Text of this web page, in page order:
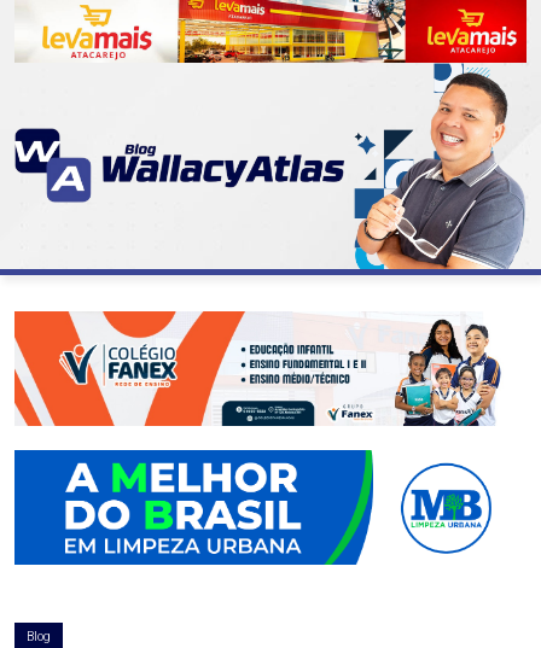
07
DE
ABASTECIMENTO
AÇÃO
SOCIAL
ADMINISTRAÇÃO
AGOSTO
Blog